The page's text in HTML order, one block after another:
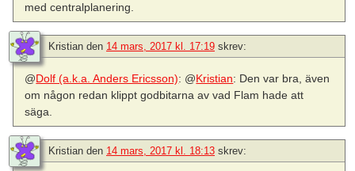
med centralplanering.
Kristian den 14 mars, 2017 kl. 17:19 skrev:
@Dolf (a.k.a. Anders Ericsson): @Kristian: Den var bra, även
om någon redan klippt godbitarna av vad Flam hade att
säga.
Kristian den 14 mars, 2017 kl. 18:13 skrev: